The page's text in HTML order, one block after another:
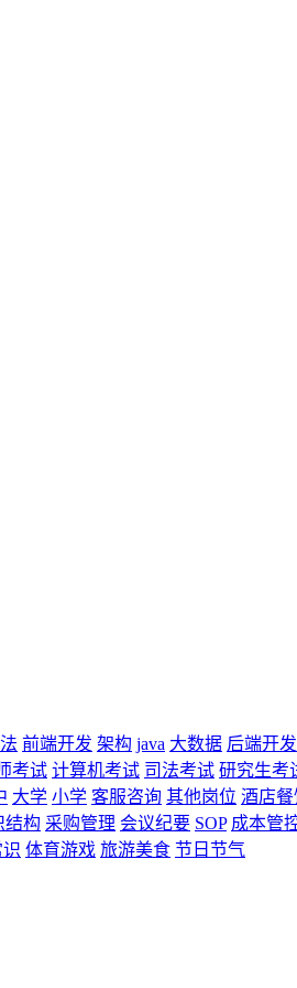
前端开发 架构 java 大数据 后端开发
考试 计算机考试 司法考试 研究生考
大学 小学 客服咨询 其他岗位 酒店餐
结构 采购管理 会议纪要 SOP 成本管
体育游戏 旅游美食 节日节气